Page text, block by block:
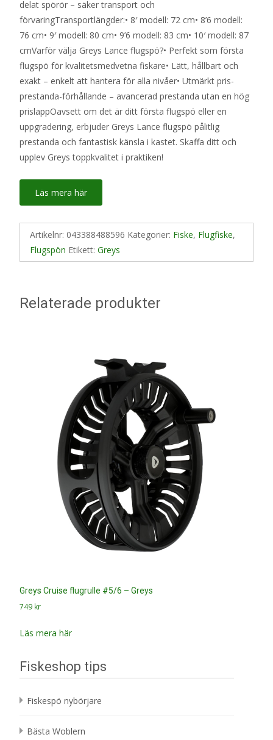
delat spörör – säker transport och
förvaringTransportlängder:• 8′ modell: 72 cm• 8’6 modell:
76 cm• 9′ modell: 80 cm• 9’6 modell: 83 cm• 10′ modell: 87
cmVarför välja Greys Lance flugspö?• Perfekt som första
flugspö för kvalitetsmedvetna fiskare• Lätt, hållbart och
exakt – enkelt att hantera för alla nivåer• Utmärkt pris-
prestanda-förhållande – avancerad prestanda utan en hög
prislappOavsett om det är ditt första flugspö eller en
uppgradering, erbjuder Greys Lance flugspö pålitlig
prestanda och fantastisk känsla i kastet. Skaffa ditt och
upplev Greys toppkvalitet i praktiken!
Läs mera här
Artikelnr: 043388488596 Kategorier: Fiske, Flugfiske,
Flugspön Etikett: Greys
Relaterade produkter
Greys Cruise flugrulle #5/6 – Greys
749 kr
Läs mera här
Fiskeshop tips
Fiskespö nybörjare
Bästa Woblern